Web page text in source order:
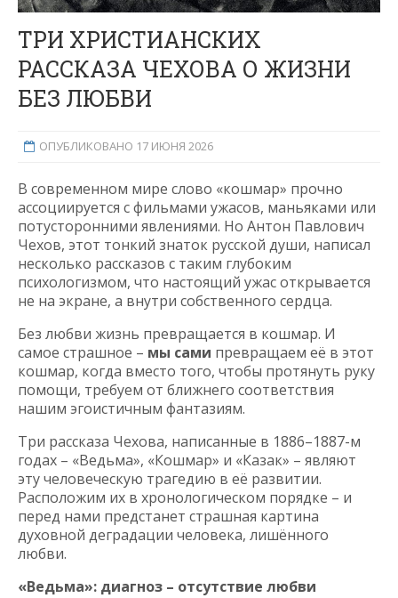
ТРИ ХРИСТИАНСКИХ
РАССКАЗА ЧЕХОВА О ЖИЗНИ
БЕЗ ЛЮБВИ
ОПУБЛИКОВАНО 17 ИЮНЯ 2026
В современном мире слово «кошмар» прочно
ассоциируется с фильмами ужасов, маньяками или
потусторонними явлениями. Но Антон Павлович
Чехов, этот тонкий знаток русской души, написал
несколько рассказов с таким глубоким
психологизмом, что настоящий ужас открывается
не на экране, а внутри собственного сердца.
Без любви жизнь превращается в кошмар. И
самое страшное – мы сами превращаем её в этот
кошмар, когда вместо того, чтобы протянуть руку
помощи, требуем от ближнего соответствия
нашим эгоистичным фантазиям.
Три рассказа Чехова, написанные в 1886–1887-м
годах – «Ведьма», «Кошмар» и «Казак» – являют
эту человеческую трагедию в её развитии.
Расположим их в хронологическом порядке – и
перед нами предстанет страшная картина
духовной деградации человека, лишённого
любви.
«Ведьма»: диагноз – отсутствие любви